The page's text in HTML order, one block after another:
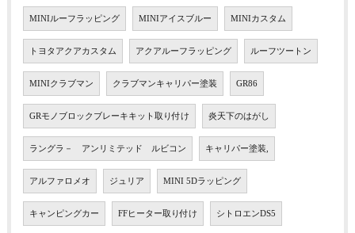
MINIルーフラッピング MINIアイスブルー MINIカスタム
トヨタアクアカスタム アクアルーフラッピング ルーフツートン
MINIクラブマン クラブマンキャリパー塗装 GR86
GRモノブロックブレーキキット取り付け 炎天下のはがし
ラングラ－ アンリミテッド ルビコン キャリパー塗装,
アルファロメオ ジュリア MINI 5Dラッピング
キャンピングカー FFヒーター取り付け シトロエンDS5